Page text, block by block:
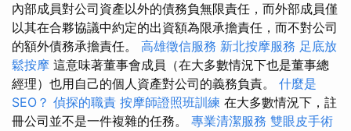
內部成員對公司資產以外的債務負無限責任，而外部成員僅
以其在合夥協議中約定的出資額為限承擔責任，而不對公司
的額外債務承擔責任。 高雄徵信服務 新北按摩服務 足底放
鬆按摩 這意味著董事會成員（在大多數情況下也是董事總
經理）也用自己的個人資產對公司的義務負責。 什麼是
SEO？ 偵探的職責 按摩師證照班訓練 在大多數情況下，註
冊公司並不是一件複雜的任務。 專業清潔服務 雙眼皮手術